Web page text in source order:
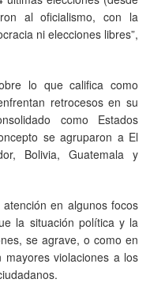
al oficialismo, con la
ni elecciones libres”,
lo que califica como
retrocesos en su
como Estados
se agruparon a El
Bolivia, Guatemala y
en algunos focos
la situación política y la
se agrave, o como en
violaciones a los